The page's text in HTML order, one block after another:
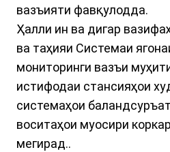
вазъияти фавқулодда.
Ҳалли ин ва дигар
ва таҳияи Системаи
мониторинги вазъи
истифодаи стансияҳои
системаҳои
воситаҳои муосири
мегирад..